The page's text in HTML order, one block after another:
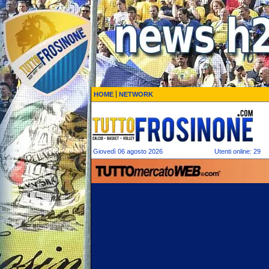
HOME NETWORK
Giovedì 06 agosto 2026 Utenti online: 29